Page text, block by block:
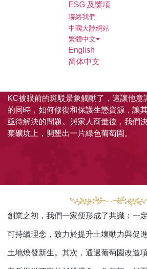
ESG 及獎項
聯絡我們
中國大陸網站
繁體中文
English
简体中文
山東煙台市的蓬萊區，是一片有著「水
果種植區域。頻繁出差往來於煙台蓬萊
土地及其潛力產生了興趣，開始了探索
到來到了一個名為丘山山谷的隱秘之地
發現一個不那麼和諧的存在---丘山谷中
的大小礦坑，如同大地的傷痕，讓這片
KC被眼前的斑駁景象觸動了，這讓他意
的同時，如何修復和保護生態資源，讓
亟待解決的問題。與家人商量後，我們
棄礦坑上，開墾出一片綠色葡萄園。
創業之初，我們一家便形成了共識：一
可持續理念，致力於提升土壤動力與促
土地煥發新生。其次，通過葡萄園改造